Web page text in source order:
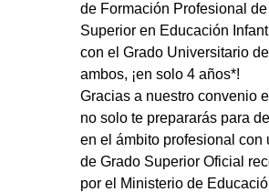
de Formación Profesional
Superior en Educación
con el Grado Universitario
ambos, ¡en solo 4 años*!
Gracias a nuestro convenio
no solo te prepararás para
en el ámbito profesional con
de Grado Superior Oficial
por el Ministerio de